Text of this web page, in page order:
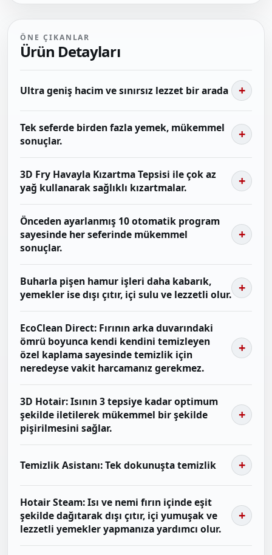
ÖNE ÇIKANLAR
Ürün Detayları
Ultra geniş hacim ve sınırsız lezzet bir arada
Tek seferde birden fazla yemek, mükemmel
sonuçlar.
3D Fry Havayla Kızartma Tepsisi ile çok az
yağ kullanarak sağlıklı kızartmalar.
Önceden ayarlanmış 10 otomatik program
sayesinde her seferinde mükemmel
sonuçlar.
Buharla pişen hamur işleri daha kabarık,
yemekler ise dışı çıtır, içi sulu ve lezzetli olur.
EcoClean Direct: Fırının arka duvarındaki
ömrü boyunca kendi kendini temizleyen
özel kaplama sayesinde temizlik için
neredeyse vakit harcamanız gerekmez.
3D Hotair: Isının 3 tepsiye kadar optimum
şekilde iletilerek mükemmel bir şekilde
pişirilmesini sağlar.
Temizlik Asistanı: Tek dokunuşta temizlik
Hotair Steam: Isı ve nemi fırın içinde eşit
şekilde dağıtarak dışı çıtır, içi yumuşak ve
lezzetli yemekler yapmanıza yardımcı olur.